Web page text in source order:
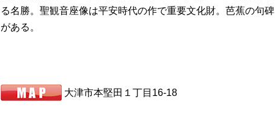
る名勝。聖観音座像は平安時代の作で重要文化財。芭蕉の句碑
がある。
大津市本堅田１丁目16-18